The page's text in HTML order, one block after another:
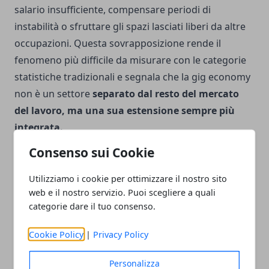
Consenso sui Cookie
Utilizziamo i cookie per ottimizzare il nostro sito
web e il nostro servizio. Puoi scegliere a quali
categorie dare il tuo consenso.
Cookie Policy | Privacy Policy
Personalizza
salario insufficiente, compensare periodi di
instabilità o sfruttare gli spazi lasciati liberi da altre
occupazioni. Questa sovrapposizione rende il
fenomeno più difficile da misurare con le categorie
statistiche tradizionali e segnala che la gig economy
non è un settoreseparato dal resto del mercato
del lavoro, ma una sua estensione sempre più
integrata.
Come sta cambiando nel 2026?
Nel 2026 la gig economy è entrata in una nuova fase.
Le piattaforme non si limitano più a mettere in
analisi predittiva, intelligenza artificiale e pricing
dinamico per governare con maggiore precisione i